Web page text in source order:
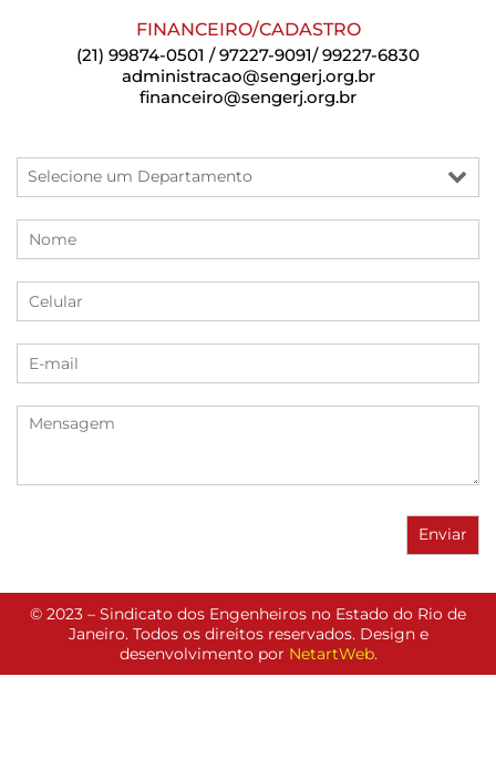
FINANCEIRO/CADASTRO
(21) 99874-0501 / 97227-9091/ 99227-6830
administracao@sengerj.org.br
financeiro@sengerj.org.br
© 2023 – Sindicato dos Engenheiros no Estado do Rio de
Janeiro. Todos os direitos reservados. Design e
desenvolvimento por NetartWeb.